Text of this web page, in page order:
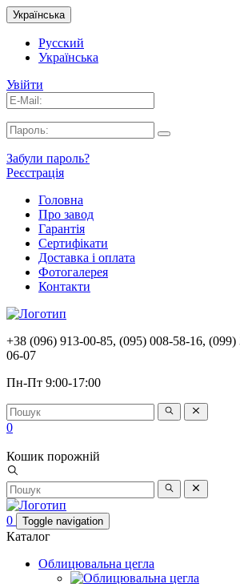
Українська
Русский
Українська
Увійти
Забули пароль?
Реєстрація
Головна
Про завод
Гарантія
Сертифікати
Доставка і оплата
Фотогалерея
Контакти
+38 (096) 913-00-85, (095) 008-58-16,
06-07
Пн-Пт 9:00-17:00
0
Кошик порожній
0 Toggle navigation
Каталог
Облицювальна цегла